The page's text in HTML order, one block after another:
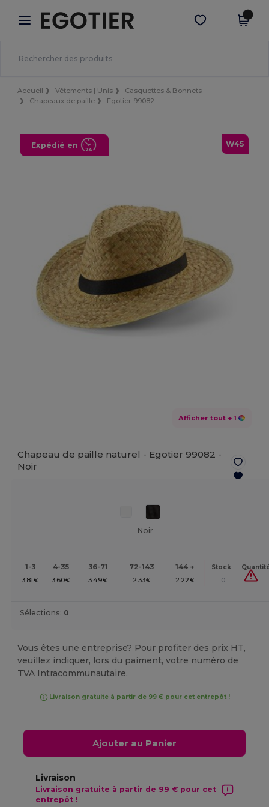
× Appli Egotier
Meilleurs prix sur l’app !
Obtenir l'appli
Accueil Vêtements | Unis
Casquettes & Bonnets
Chapeaux de paille
Egotier 99082
W45
Expédié en
Afficher tout + 1
Chapeau de paille naturel - Egotier 99082 -
Noir
Noir
1-3 4-35 36-71 72-143 144 + Stock
3.81 € 3.60€ 3.49€ 2.33€ 2.22€ 0
Sélections: 0
Vous êtes une entreprise? Pour profiter des prix HT,
veuillez indiquer, lors du paiment, votre numéro de
TVA Intracommunautaire.
Livraison gratuite à partir de 99 € pour cet entrepôt !
Ajouter au Panier
Livraison
Livraison gratuite à partir de 99 € pour cet
entrepôt !